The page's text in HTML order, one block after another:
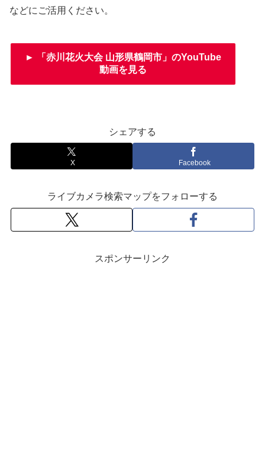
などにご活用ください。
► 「赤川花火大会 山形県鶴岡市」のYouTube
動画を見る
シェアする
X Facebook
ライブカメラ検索マップをフォローする
スポンサーリンク